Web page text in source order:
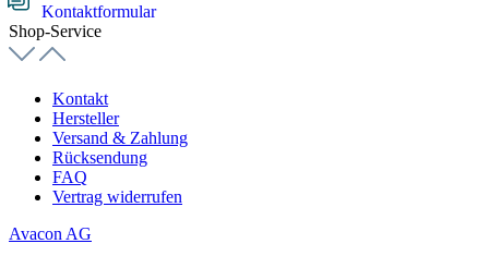
Kontaktformular
Shop-Service
Kontakt
Hersteller
Versand & Zahlung
Rücksendung
FAQ
Vertrag widerrufen
Avacon AG